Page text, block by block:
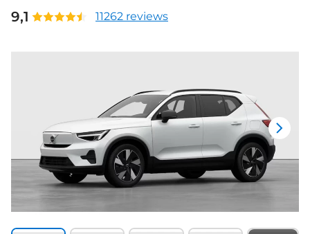
cut | Achteruitrijcamera | Apple Carplay/Android
9,1 11262 reviews